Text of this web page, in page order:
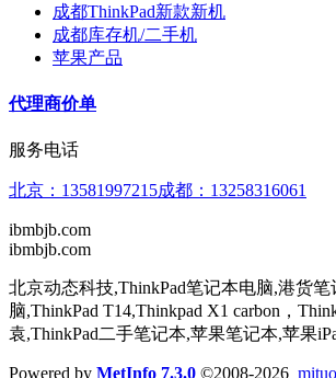
成都ThinkPad新款新机
成都库存机/二手机
苹果产品
代理商价单
服务电话
北京：13581997215⁣⁣⁣⁣成都：13258316061
ibmbjb.com
ibmbjb.com
北京动态科技,ThinkPad笔记本电脑,港货笔
脑,ThinkPad T14,Thinkpad X1 carbon，
袁,ThinkPad二手笔记本,苹果笔记本,苹果
Powered by MetInfo 7.3.0 ©2008-2026